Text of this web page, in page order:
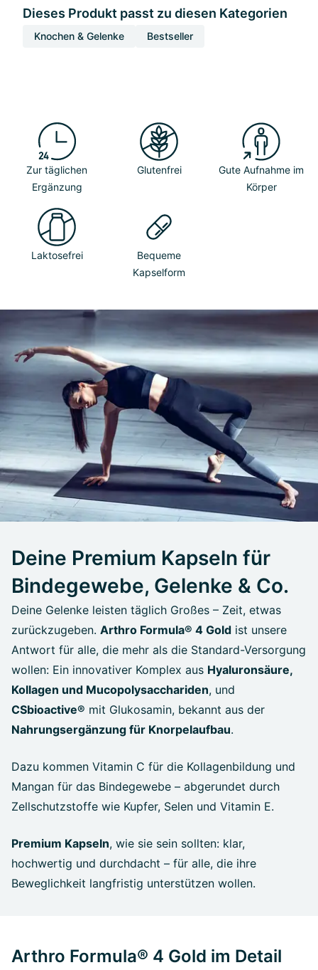
Dieses Produkt passt zu diesen Kategorien
Knochen & Gelenke Bestseller
Zur täglichen
Ergänzung
Glutenfrei
Gute Aufnahme im
Körper
Laktosefrei
Bequeme
Kapselform
Deine Premium Kapseln für
Bindegewebe, Gelenke & Co.
Deine Gelenke leisten täglich Großes – Zeit, etwas
zurückzugeben. Arthro Formula® 4 Gold ist unsere
Antwort für alle, die mehr als die Standard-Versorgung
wollen: Ein innovativer Komplex aus Hyaluronsäure,
Kollagen und Mucopolysacchariden, und
CSbioactive® mit Glukosamin, bekannt aus der
Nahrungsergänzung für Knorpelaufbau.
Dazu kommen Vitamin C für die Kollagenbildung und
Mangan für das Bindegewebe – abgerundet durch
Zellschutzstoffe wie Kupfer, Selen und Vitamin E.
Premium Kapseln, wie sie sein sollten: klar,
hochwertig und durchdacht – für alle, die ihre
Beweglichkeit langfristig unterstützen wollen.
Arthro Formula® 4 Gold im Detail